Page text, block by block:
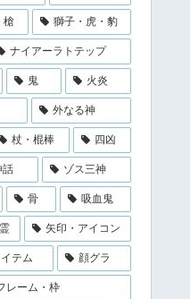
槍 獅子・虎・豹
ナイアーラトテップ
鬼 火炎
外なる神
杖・棍棒 四凶
話 ゾス三神
骨 吸血鬼
矢印・アイコン
テム 顔グラ
レーム・枠